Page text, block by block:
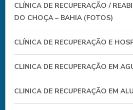
CLÍNICA DE RECUPERAÇÃO /
DO CHOÇA – BAHIA (FOTOS)
CLÍNICA DE RECUPERAÇÃO E
CLINICA DE RECUPERAÇÃO EM
CLINICA DE RECUPERAÇÃO EM